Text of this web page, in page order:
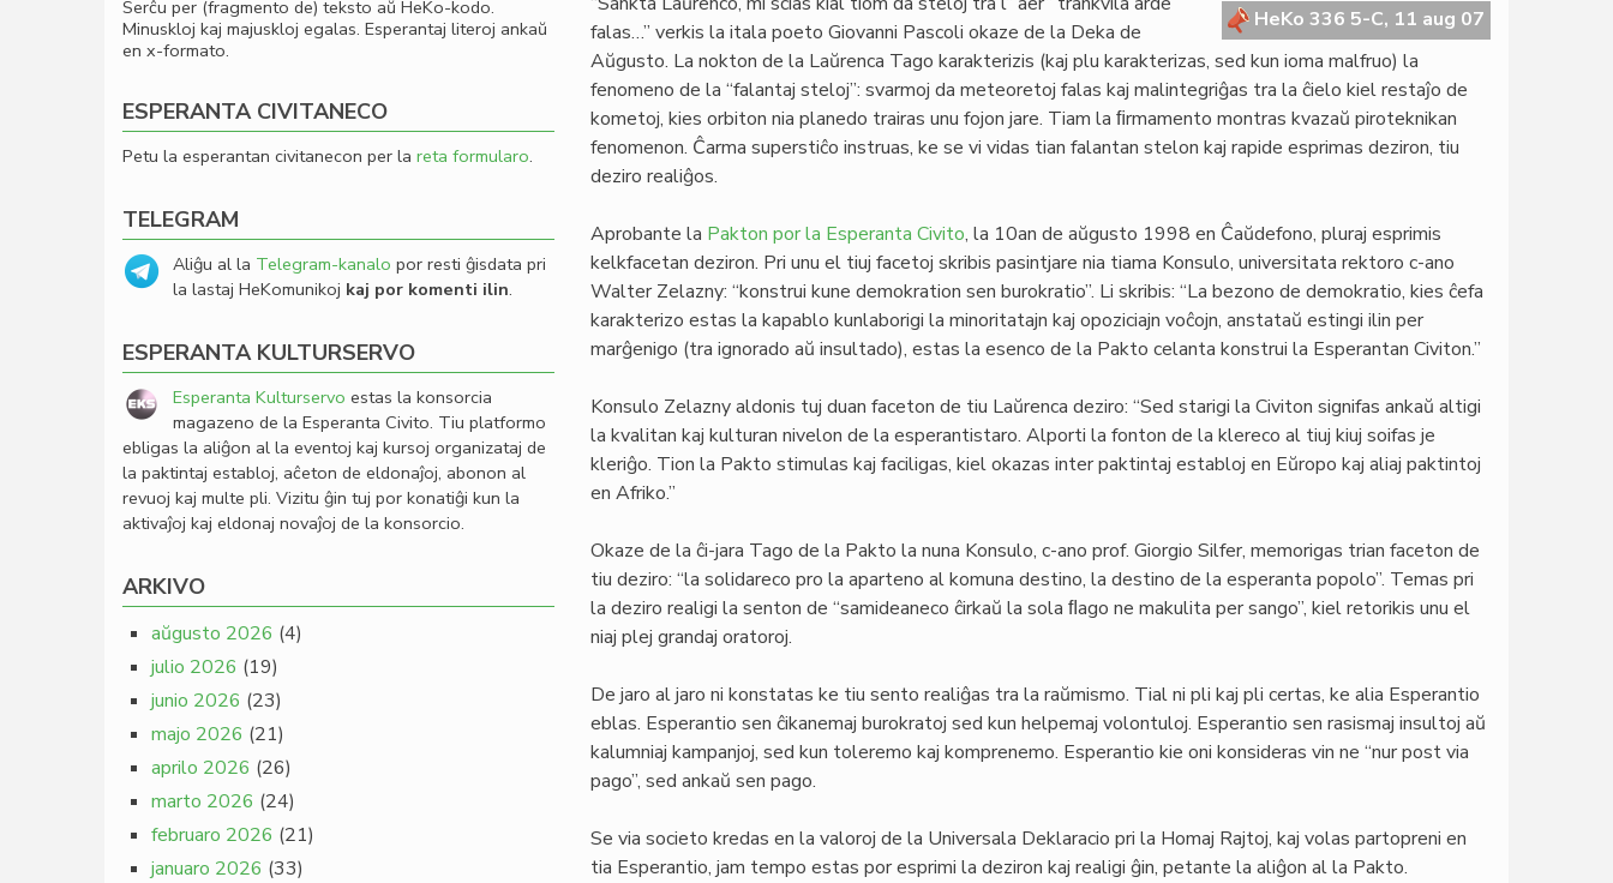
HeKo 336 5-C, 11 aug 07
falas…” verkis la itala poeto Giovanni Pascoli okaze de la Deka de
Aŭgusto. La nokton de la Laŭrenca Tago karakterizis (kaj plu karakterizas, sed kun ioma malfruo) la
fenomeno de la “falantaj steloj”: svarmoj da meteoretoj falas kaj malintegriĝas tra la ĉielo kiel restaĵo de
kometoj, kies orbiton nia planedo trairas unu fojon jare. Tiam la ﬁrmamento montras kvazaŭ piroteknikan
fenomenon. Ĉarma superstiĉo instruas, ke se vi vidas tian falantan stelon kaj rapide esprimas deziron, tiu
deziro realiĝos.
Aprobante la Pakton por la Esperanta Civito, la 10an de aŭgusto 1998 en Ĉaŭdefono, pluraj esprimis
kelkfacetan deziron. Pri unu el tiuj facetoj skribis pasintjare nia tiama Konsulo, universitata rektoro c-ano
Walter Zelazny: “konstrui kune demokration sen burokratio”. Li skribis: “La bezono de demokratio, kies ĉefa
karakterizo estas la kapablo kunlaborigi la minoritatajn kaj opoziciajn voĉojn, anstataŭ estingi ilin per
marĝenigo (tra ignorado aŭ insultado), estas la esenco de la Pakto celanta konstrui la Esperantan Civiton.”
Konsulo Zelazny aldonis tuj duan faceton de tiu Laŭrenca deziro: “Sed starigi la Civiton signifas ankaŭ altigi
la kvalitan kaj kulturan nivelon de la esperantistaro. Alporti la fonton de la klereco al tiuj kiuj soifas je
kleriĝo. Tion la Pakto stimulas kaj faciligas, kiel okazas inter paktintaj establoj en Eŭropo kaj aliaj paktintoj
en Afriko.”
Okaze de la ĉi-jara Tago de la Pakto la nuna Konsulo, c-ano prof. Giorgio Silfer, memorigas trian faceton de
tiu deziro: “la solidareco pro la aparteno al komuna destino, la destino de la esperanta popolo”. Temas pri
la deziro realigi la senton de “samideaneco ĉirkaŭ la sola ﬂago ne makulita per sango”, kiel retorikis unu el
niaj plej grandaj oratoroj.
De jaro al jaro ni konstatas ke tiu sento realiĝas tra la raŭmismo. Tial ni pli kaj pli certas, ke alia Esperantio
eblas. Esperantio sen ĉikanemaj burokratoj sed kun helpemaj volontuloj. Esperantio sen rasismaj insultoj aŭ
kalumniaj kampanjoj, sed kun toleremo kaj komprenemo. Esperantio kie oni konsideras vin ne “nur post via
pago”, sed ankaŭ sen pago.
Se via societo kredas en la valoroj de la Universala Deklaracio pri la Homaj Rajtoj, kaj volas partopreni en
tia Esperantio, jam tempo estas por esprimi la deziron kaj realigi ĝin, petante la aliĝon al la Pakto.
Serĉu per (fragmento de) teksto aŭ HeKo-kodo.
Minuskloj kaj majuskloj egalas. Esperantaj literoj ankaŭ
en x-formato.
ESPERANTA CIVITANECO
Petu la esperantan civitanecon per la reta formularo.
TELEGRAM
Aliĝu al la Telegram-kanalo por resti ĝisdata pri
la lastaj HeKomunikoj kaj por komenti ilin.
ESPERANTA KULTURSERVO
Esperanta Kulturservo estas la konsorcia
magazeno de la Esperanta Civito. Tiu platformo
ebligas la aliĝon al la eventoj kaj kursoj organizataj de
la paktintaj establoj, aĉeton de eldonaĵoj, abonon al
revuoj kaj multe pli. Vizitu ĝin tuj por konatiĝi kun la
aktivaĵoj kaj eldonaj novaĵoj de la konsorcio.
ARKIVO
aŭgusto 2026 (4)
julio 2026 (19)
junio 2026 (23)
majo 2026 (21)
aprilo 2026 (26)
marto 2026 (24)
februaro 2026 (21)
januaro 2026 (33)